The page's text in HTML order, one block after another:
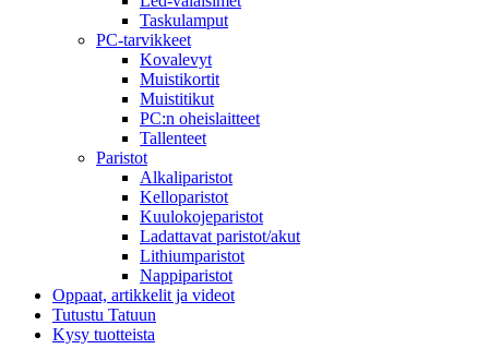
Taskulamput
PC-tarvikkeet
Kovalevyt
Muistikortit
Muistitikut
PC:n oheislaitteet
Tallenteet
Paristot
Alkaliparistot
Kelloparistot
Kuulokojeparistot
Ladattavat paristot/akut
Lithiumparistot
Nappiparistot
Oppaat, artikkelit ja videot
Tutustu Tatuun
Kysy tuotteista